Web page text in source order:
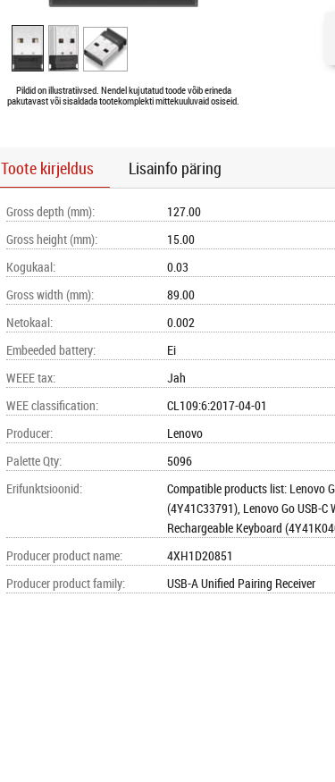
Pildid on illustratiivsed. Nendel kujutatud toode võib erineda
pakutavast või sisaldada tootekomplekti mittekuuluvaid osiseid.
Toote kirjeldus Lisainfo päring
Gross depth (mm):
127.00
Gross height (mm):
15.00
Kogukaal:
0.03
Gross width (mm):
89.00
Netokaal:
0.002
Embeeded battery:
Ei
WEEE tax:
Jah
WEE classification:
CL109:6:2017-04-01
Producer:
Lenovo
Palette Qty:
5096
Erifunktsioonid:
Compatible products list: Lenovo
(4Y41C33791), Lenovo Go USB-
Rechargeable Keyboard
Producer product name:
4XH1D20851
Producer product family: USB-A Unified Pairing Receiver